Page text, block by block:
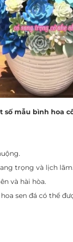
số mẫu bình hoa
trọng và lịch
và hài hòa.
sen đá có thể